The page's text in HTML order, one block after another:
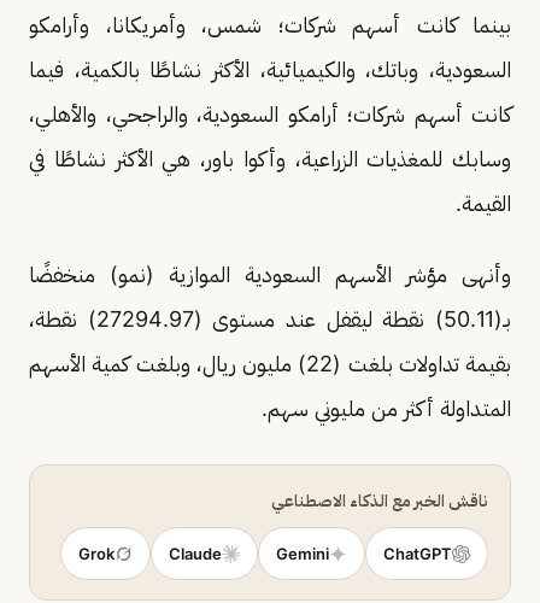
بينما كانت أسهم شركات؛ شمس، وأمريكانا، وأرامكو
السعودية، وباتك، والكيميائية، الأكثر نشاطًا بالكمية، فيما
كانت أسهم شركات؛ أرامكو السعودية، والراجحي، والأهلي،
وسابك للمغذيات الزراعية، وأكوا باور، هي الأكثر نشاطًا في
القيمة.
وأنهى مؤشر الأسهم السعودية الموازية (نمو) منخفضًا
بـ(50.11) نقطة ليقفل عند مستوى (27294.97) نقطة،
بقيمة تداولات بلغت (22) مليون ريال، وبلغت كمية الأسهم
المتداولة أكثر من مليوني سهم.
ناقش الخبر مع الذكاء الاصطناعي
ChatGPT
Gemini
Claude
Grok